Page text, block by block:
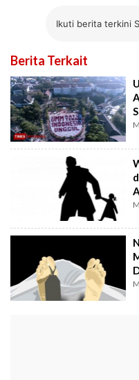
Ikuti berita terkini
Berita Terkait